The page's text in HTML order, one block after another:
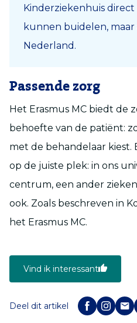
Kinderziekenhuis
kunnen buidelen,
Nederland.
Passende zorg
Het Erasmus MC biedt de
behoefte van de patiënt:
met de behandelaar kiest.
op de juiste plek: in ons
centrum, een ander
ook. Zoals beschreven in
het Erasmus MC.
Vind ik interessant
Deel dit artikel